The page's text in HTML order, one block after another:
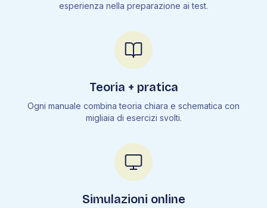
esperienza nella preparazione ai test.
Teoria + pratica
Ogni manuale combina teoria chiara e schematica con
migliaia di esercizi svolti.
Simulazioni online